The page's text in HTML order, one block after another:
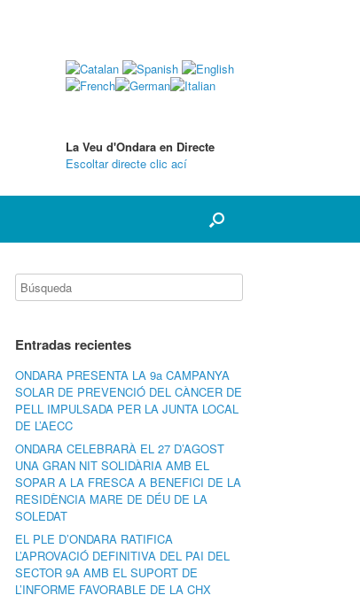
La Veu d'Ondara en Directe
Escoltar directe clic ací
Entradas recientes
ONDARA PRESENTA LA 9a CAMPANYA
SOLAR DE PREVENCIÓ DEL CÀNCER DE
PELL IMPULSADA PER LA JUNTA LOCAL
DE L’AECC
ONDARA CELEBRARÀ EL 27 D’AGOST
UNA GRAN NIT SOLIDÀRIA AMB EL
SOPAR A LA FRESCA A BENEFICI DE LA
RESIDÈNCIA MARE DE DÉU DE LA
SOLEDAT
EL PLE D’ONDARA RATIFICA
L’APROVACIÓ DEFINITIVA DEL PAI DEL
SECTOR 9A AMB EL SUPORT DE
L’INFORME FAVORABLE DE LA CHX